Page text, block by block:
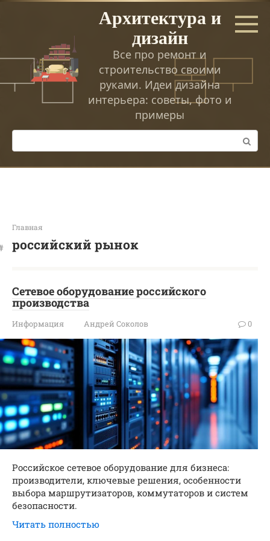
Перейти
Архитектура и
дизайн
Все про ремонт и
строительство своими
руками. Идеи дизайна
интерьера: советы, фото и
примеры
Поиск:
Главная
российский рынок
Сетевое оборудование российского
производства
Информация Андрей Соколов 0
Российское сетевое оборудование для бизнеса:
производители, ключевые решения, особенности
выбора маршрутизаторов, коммутаторов и систем
безопасности.
Читать полностью